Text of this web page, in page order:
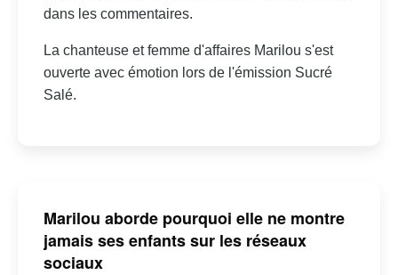
dans les commentaires.
La chanteuse et femme d'affaires Marilou s'est
ouverte avec émotion lors de l'émission Sucré
Salé.
Marilou aborde pourquoi elle ne montre
jamais ses enfants sur les réseaux
sociaux